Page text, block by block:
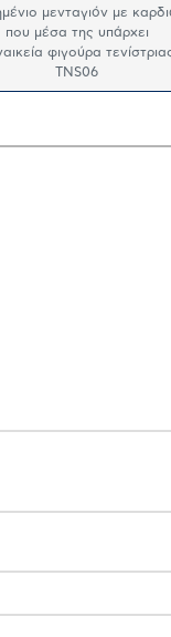
μενταγιόν με
που μέσα της υπάρχει
φιγούρα
TNS06